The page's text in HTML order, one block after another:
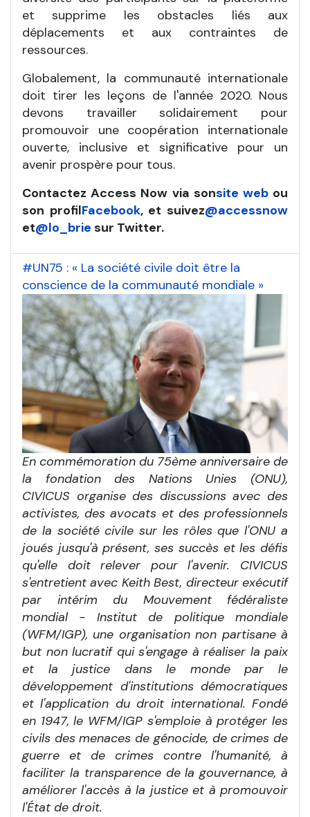
et supprime les obstacles liés aux
déplacements et aux contraintes de
ressources.
Globalement, la communauté internationale
doit tirer les leçons de l'année 2020. Nous
devons travailler solidairement pour
promouvoir une coopération internationale
ouverte, inclusive et significative pour un
avenir prospère pour tous.
Contactez Access Now via sonsite webou
son profilFacebook, et suivez@accessnow
et@lo_brie sur Twitter.
#UN75 : « La société civile doit être la
conscience de la communauté mondiale »
En commémoration du 75ème anniversaire de
la fondation des Nations Unies (ONU),
CIVICUS organise des discussions avec des
activistes, des avocats et des professionnels
de la société civile sur les rôles que l'ONU a
joués jusqu'à présent, ses succès et les défis
qu'elle doit relever pour l'avenir. CIVICUS
s'entretient avec Keith Best, directeur exécutif
par intérim du Mouvement fédéraliste
mondial - Institut de politique mondiale
(WFM/IGP), une organisation non partisane à
but non lucratif qui s'engage à réaliser la paix
et la justice dans le monde par le
développement d'institutions démocratiques
et l'application du droit international. Fondé
en 1947, le WFM/IGP s'emploie à protéger les
civils des menaces de génocide, de crimes de
guerre et de crimes contre l'humanité, à
faciliter la transparence de la gouvernance, à
améliorer l'accès à la justice et à promouvoir
l'État de droit.